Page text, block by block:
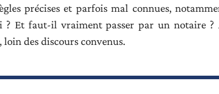
précises et parfois mal connues,
? Et faut-il vraiment passer par un notaire ?
des discours convenus.